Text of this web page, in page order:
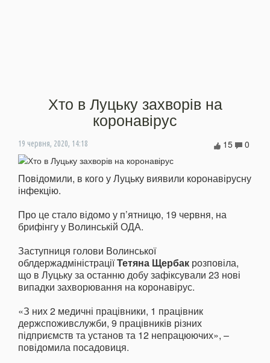
Хто в Луцьку захворів на
коронавірус
19 червня, 2020, 14:18 0
15
Повідомили, в кого у Луцьку виявили коронавірусну
інфекцію.
Про це стало відомо у п’ятницю, 19 червня, на
брифінгу у Волинській ОДА.
Заступниця голови Волинської
облдержадміністраціїТетяна Щербак розповіла,
що в Луцьку за останню добу зафіксували 23 нові
випадки захворювання на коронавірус.
«З них 2 медичні працівники, 1 працівник
держспоживслужби, 9 працівників різних
підприємств та установ та 12 непрацюючих», –
повідомила посадовиця.